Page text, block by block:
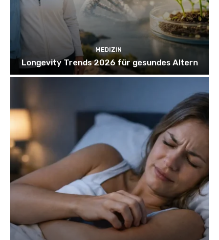
MEDIZIN
Longevity Trends 2026 für gesundes Altern